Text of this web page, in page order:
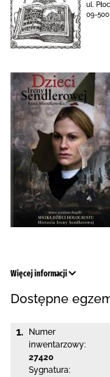
ul.
09-
Więcej informacji
Dostępne
1.
Numer
inwentarzowy:
27420
Sygnatura: